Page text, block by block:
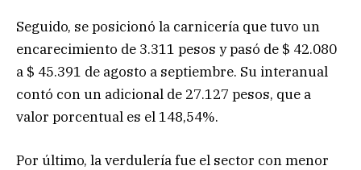
Seguido, se posicionó la carnicería que tuvo un
encarecimiento de 3.311 pesos y pasó de $ 42.080
a $ 45.391 de agosto a septiembre. Su interanual
contó con un adicional de 27.127 pesos, que a
valor porcentual es el 148,54%.
Por último, la verdulería fue el sector con menor